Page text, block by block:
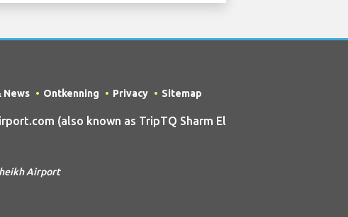
News Ontkenning Privacy Sitemap
(also known as TripTQ Sharm El
Airport